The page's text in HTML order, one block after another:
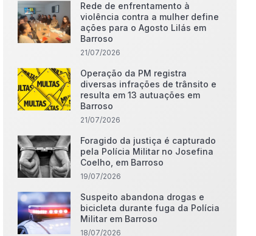
Rede de enfrentamento à
violência contra a mulher define
ações para o Agosto Lilás em
Barroso
21/07/2026
Operação da PM registra
diversas infrações de trânsito e
resulta em 13 autuações em
Barroso
21/07/2026
Foragido da justiça é capturado
pela Polícia Militar no Josefina
Coelho, em Barroso
19/07/2026
Suspeito abandona drogas e
bicicleta durante fuga da Polícia
Militar em Barroso
18/07/2026